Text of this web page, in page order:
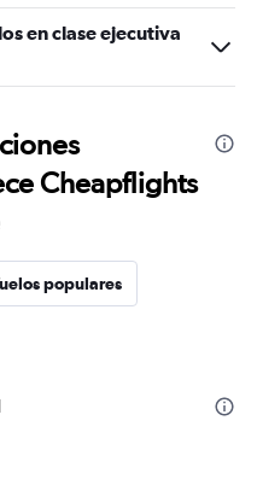
en clase ejecutiva
Cheapflights
populares